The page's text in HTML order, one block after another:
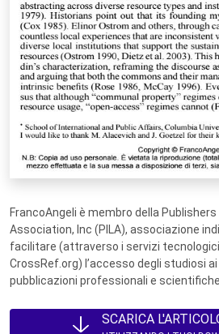
FrancoAngeli è membro della
Association, Inc (PILA), associazione
facilitare (attraverso i servizi
CrossRef.org) l’accesso degli studiosi
pubblicazioni professionali e scientifiche.
SCARICA